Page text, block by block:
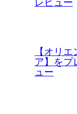
【オリ
ア】をプ
ュー